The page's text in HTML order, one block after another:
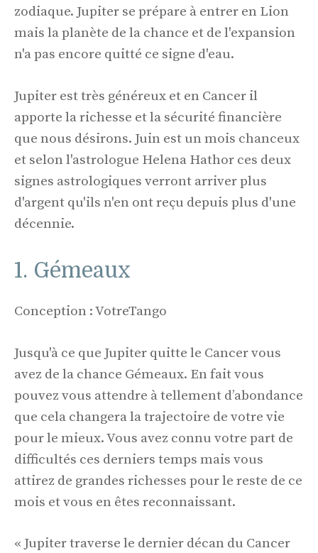
zodiaque. Jupiter se prépare à entrer en Lion
mais la planète de la chance et de l'expansion
n'a pas encore quitté ce signe d'eau.
Jupiter est très généreux et en Cancer il
apporte la richesse et la sécurité financière
que nous désirons. Juin est un mois chanceux
et selon l'astrologue Helena Hathor ces deux
signes astrologiques verront arriver plus
d'argent qu'ils n'en ont reçu depuis plus d'une
décennie.
1. Gémeaux
Conception : VotreTango
Jusqu'à ce que Jupiter quitte le Cancer vous
avez de la chance Gémeaux. En fait vous
pouvez vous attendre à tellement d’abondance
que cela changera la trajectoire de votre vie
pour le mieux. Vous avez connu votre part de
difficultés ces derniers temps mais vous
attirez de grandes richesses pour le reste de ce
mois et vous en êtes reconnaissant.
« Jupiter traverse le dernier décan du Cancer